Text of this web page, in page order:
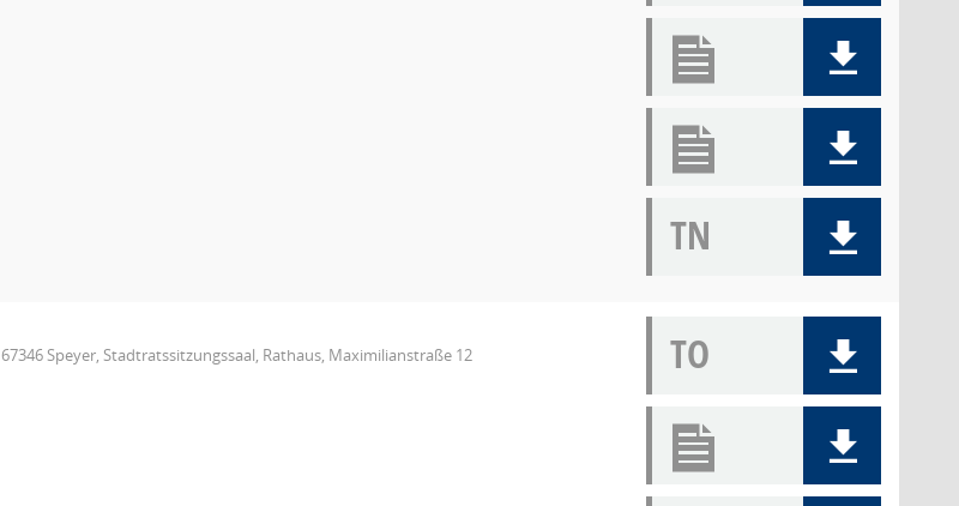
TN
67346 Speyer, Stadtratssitzungssaal, Rathaus, Maximilianstraße 12 TO